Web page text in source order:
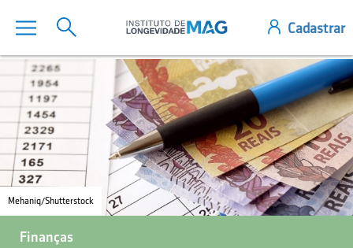
Mehaniq/Shutterstock
Finanças